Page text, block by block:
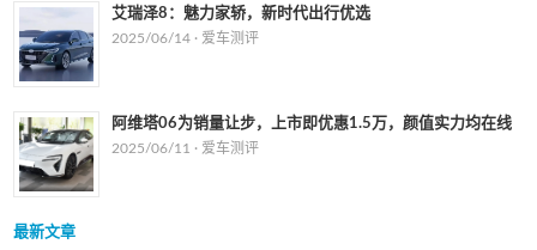
艾瑞泽8：魅力家轿，新时代出行优选
2025/06/14 · 爱车测评
阿维塔06为销量让步，上市即优惠1.5万，颜值实力均在线
2025/06/11 · 爱车测评
最新文章